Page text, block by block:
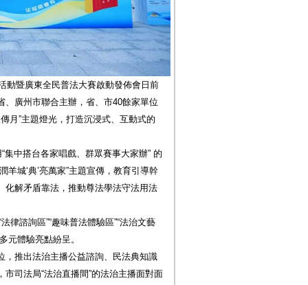
動暨廣東全民普法大賽啟動發佈會日前
廣州市聯合主辦，省、市40餘家單位
月”主題燈光，打造沉浸式、互動式的
集中搭台各家唱戲、群眾賽事大家辦” 的
城‘典’亮萬家”主題宣傳，教育引導幹
化解矛盾靠法，推動尊法學法守法用法
律諮詢區”“趣味普法體驗區”“法治文藝
元體驗亮點紛呈。
，推出法治主播公益諮詢、民法典知識
司法局“法治直播間”的法治主播面對面